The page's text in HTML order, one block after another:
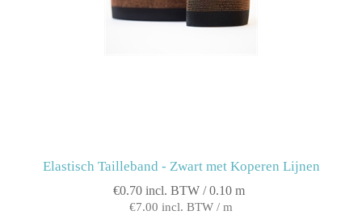
Elastisch Tailleband - Zwart met Koperen Lijnen
€0.70 incl. BTW / 0.10 m
€7.00 incl. BTW / m